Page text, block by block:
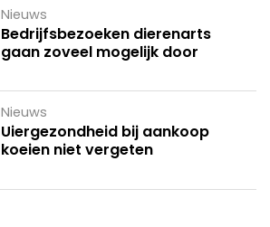
Nieuws
Bedrijfsbezoeken dierenarts
gaan zoveel mogelijk door
Nieuws
Uiergezondheid bij aankoop
koeien niet vergeten